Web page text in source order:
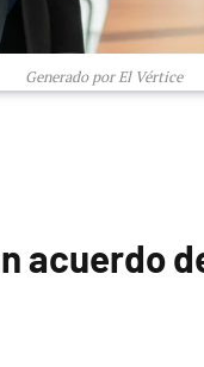
Generado por El Vértice
acuerdo